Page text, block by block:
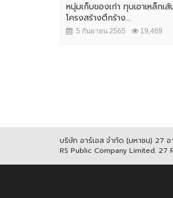
หนุ่มเก็บของเก่า ทุบเอาเหล็กเส้
โครงสร้างตึกร้าง...
5 กันยายน 2565 19,469
บริษัท อาร์เอส จำกัด (มหาชน) 27
RS Public Company Limited. 27